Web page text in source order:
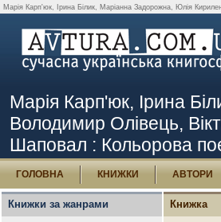
Марія Карп'юк, Ірина Білик, Маріанна Задорожна, Юлія
Марія Карп'юк, Ірина
Володимир Олівець,
Шаповал : Кольорова
ГОЛОВНА КНИЖКИ АВТОРИ
Книжки за жанрами Книжка